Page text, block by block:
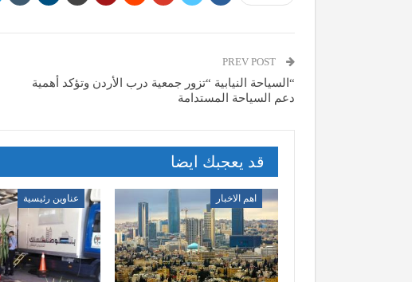
“السياحة النيابية “تزور جمعية درب الأردن وتؤكد أهمية
دعم السياحة المستدامة
قد يعجبك ايضا
اهم الاخبار عناوين رئيسية